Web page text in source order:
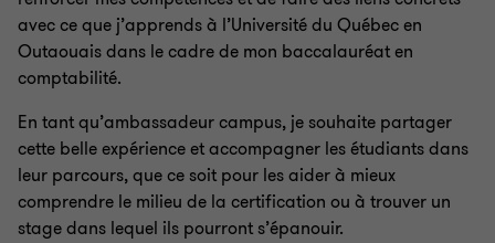
avec ce que j’apprends à l’Université du Québec en
Outaouais dans le cadre de mon baccalauréat en
comptabilité.
En tant qu’ambassadeur campus, je souhaite partager
cette belle expérience et accompagner les étudiants dans
leur parcours, que ce soit pour les aider à mieux
comprendre le milieu de la certification ou à trouver un
stage dans lequel ils pourront s’épanouir.